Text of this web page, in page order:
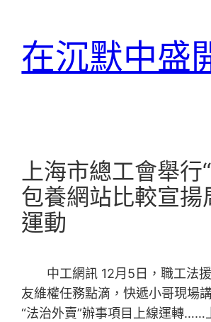
在沉默中盛
上海市總工會舉行
包養網站比較宣揚
運動
中工網訊 12月5日，職工法
友維權任務點滴，快遞小哥現場
“法治外賣”辦事項目上線運轉……